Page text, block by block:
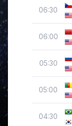
06:30
06:00
05:30
05:00
04:30